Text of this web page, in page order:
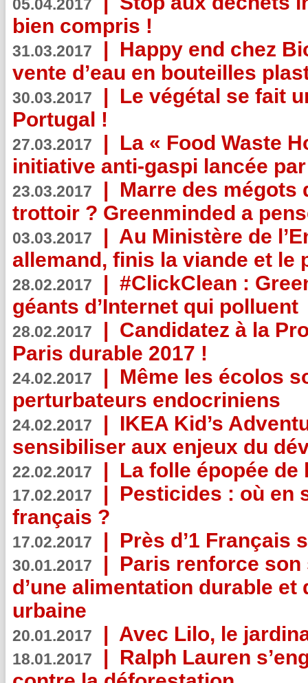
05.04.2017
bien compris !
31.03.2017 | Happy end chez
vente d’eau en bouteilles
30.03.2017 | Le végétal se fait
Portugal !
27.03.2017 | La « Food Waste
initiative anti-gaspi lancée
23.03.2017 | Marre des mégots
trottoir ? Greenminded a
03.03.2017 | Au Ministère de
allemand, finis la viande et le
28.02.2017 | #ClickClean :
géants d’Internet qui polluent
28.02.2017 | Candidatez à la
Paris durable 2017 !
24.02.2017 | Même les écolos
perturbateurs endocriniens
24.02.2017 | IKEA Kid’s
sensibiliser aux enjeux du
22.02.2017 | La folle épopée de
17.02.2017 | Pesticides : où en
français ?
17.02.2017 | Près d’1 Français
30.01.2017 | Paris renforce
d’une alimentation durable et
urbaine
20.01.2017 | Avec Lilo, le
18.01.2017 | Ralph Lauren